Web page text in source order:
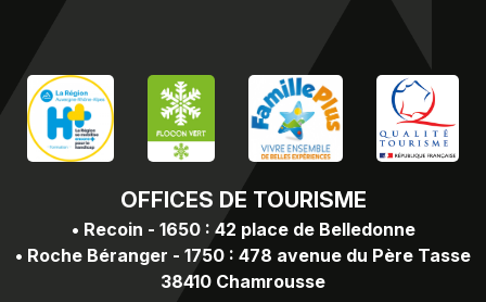
OFFICES DE TOURISME
• Recoin - 1650 : 42 place de Belledonne
• Roche Béranger - 1750 : 478 avenue du Père Tasse
38410 Chamrousse